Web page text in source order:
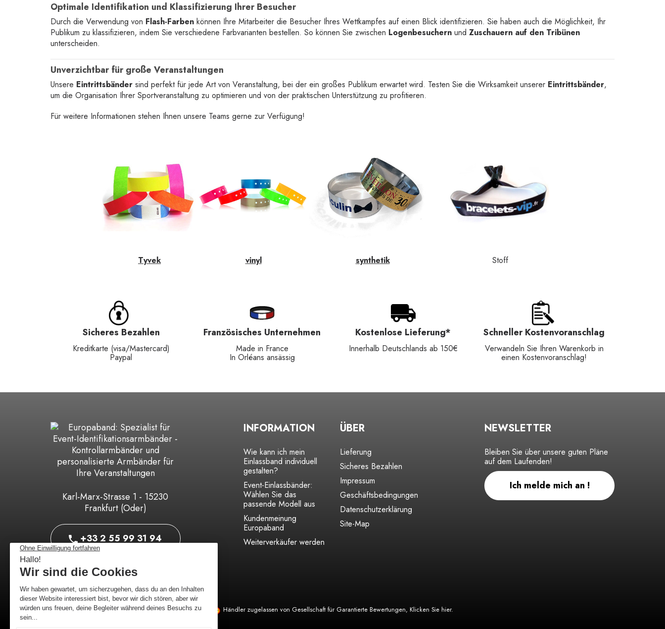
Optimale Identifikation und Klassifizierung Ihrer Besucher
Durch die Verwendung von Flash-Farben können Ihre Mitarbeiter die Besucher Ihres Wettkampfes auf einen Blick identifizieren. Sie haben auch die Möglichkeit, Ihr
Publikum zu klassifizieren, indem Sie verschiedene Farbvarianten bestellen. So können Sie zwischen Logenbesuchern und Zuschauern auf den Tribünen
unterscheiden.
Unverzichtbar für große Veranstaltungen
Unsere Eintrittsbänder sind perfekt für jede Art von Veranstaltung, bei der ein großes Publikum erwartet wird. Testen Sie die Wirksamkeit unserer Eintrittsbänder,
um die Organisation Ihrer Sportveranstaltung zu optimieren und von der praktischen Unterstützung zu profitieren.
Für weitere Informationen stehen Ihnen unsere Teams gerne zur Verfügung!
Tyvek vinyl synthetik Stoff
Sicheres Bezahlen
Kreditkarte (visa/Mastercard)
Paypal
Französisches Unternehmen
Made in France
In Orléans ansässig
Kostenlose Lieferung*
Innerhalb Deutschlands ab 150€
Schneller Kostenvoranschlag
Verwandeln Sie Ihren Warenkorb in
einen Kostenvoranschlag!
Karl-Marx-Strasse 1 - 15230
Frankfurt (Oder)
+33 2 55 99 31 94
E-Mail senden
INFORMATION
Wie kann ich mein
Einlassband individuell
gestalten?
Event-Einlassbänder:
Wählen Sie das
passende Modell aus
Kundenmeinung
Europaband
Weiterverkäufer werden
ÜBER
Lieferung
Sicheres Bezahlen
Impressum
Geschäftsbedingungen
Datenschutzerklärung
Site-Map
NEWSLETTER
Bleiben Sie über unsere guten Pläne
auf dem Laufenden!
Ich melde mich an !
Händler zugelassen von Gesellschaft für Garantierte Bewertungen, Klicken Sie hier.